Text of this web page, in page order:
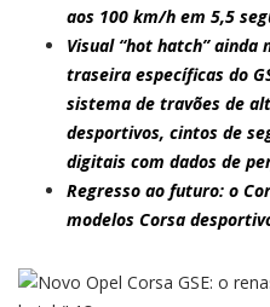
aos 100 km/h em 5,5
Visual “hot hatch”
traseira específicas do
sistema de travões de
desportivos, cintos de
digitais com dados de
Regresso ao futuro: o
modelos Corsa